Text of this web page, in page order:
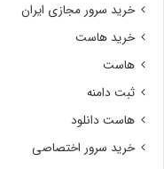
خرید سرور مجازی ایران
خرید هاست
هاست
ثبت دامنه
هاست دانلود
خرید سرور اختصاصی